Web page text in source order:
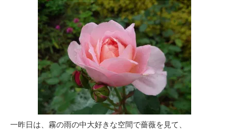
一昨日は、霧の雨の中大好きな空間で薔薇を見て、